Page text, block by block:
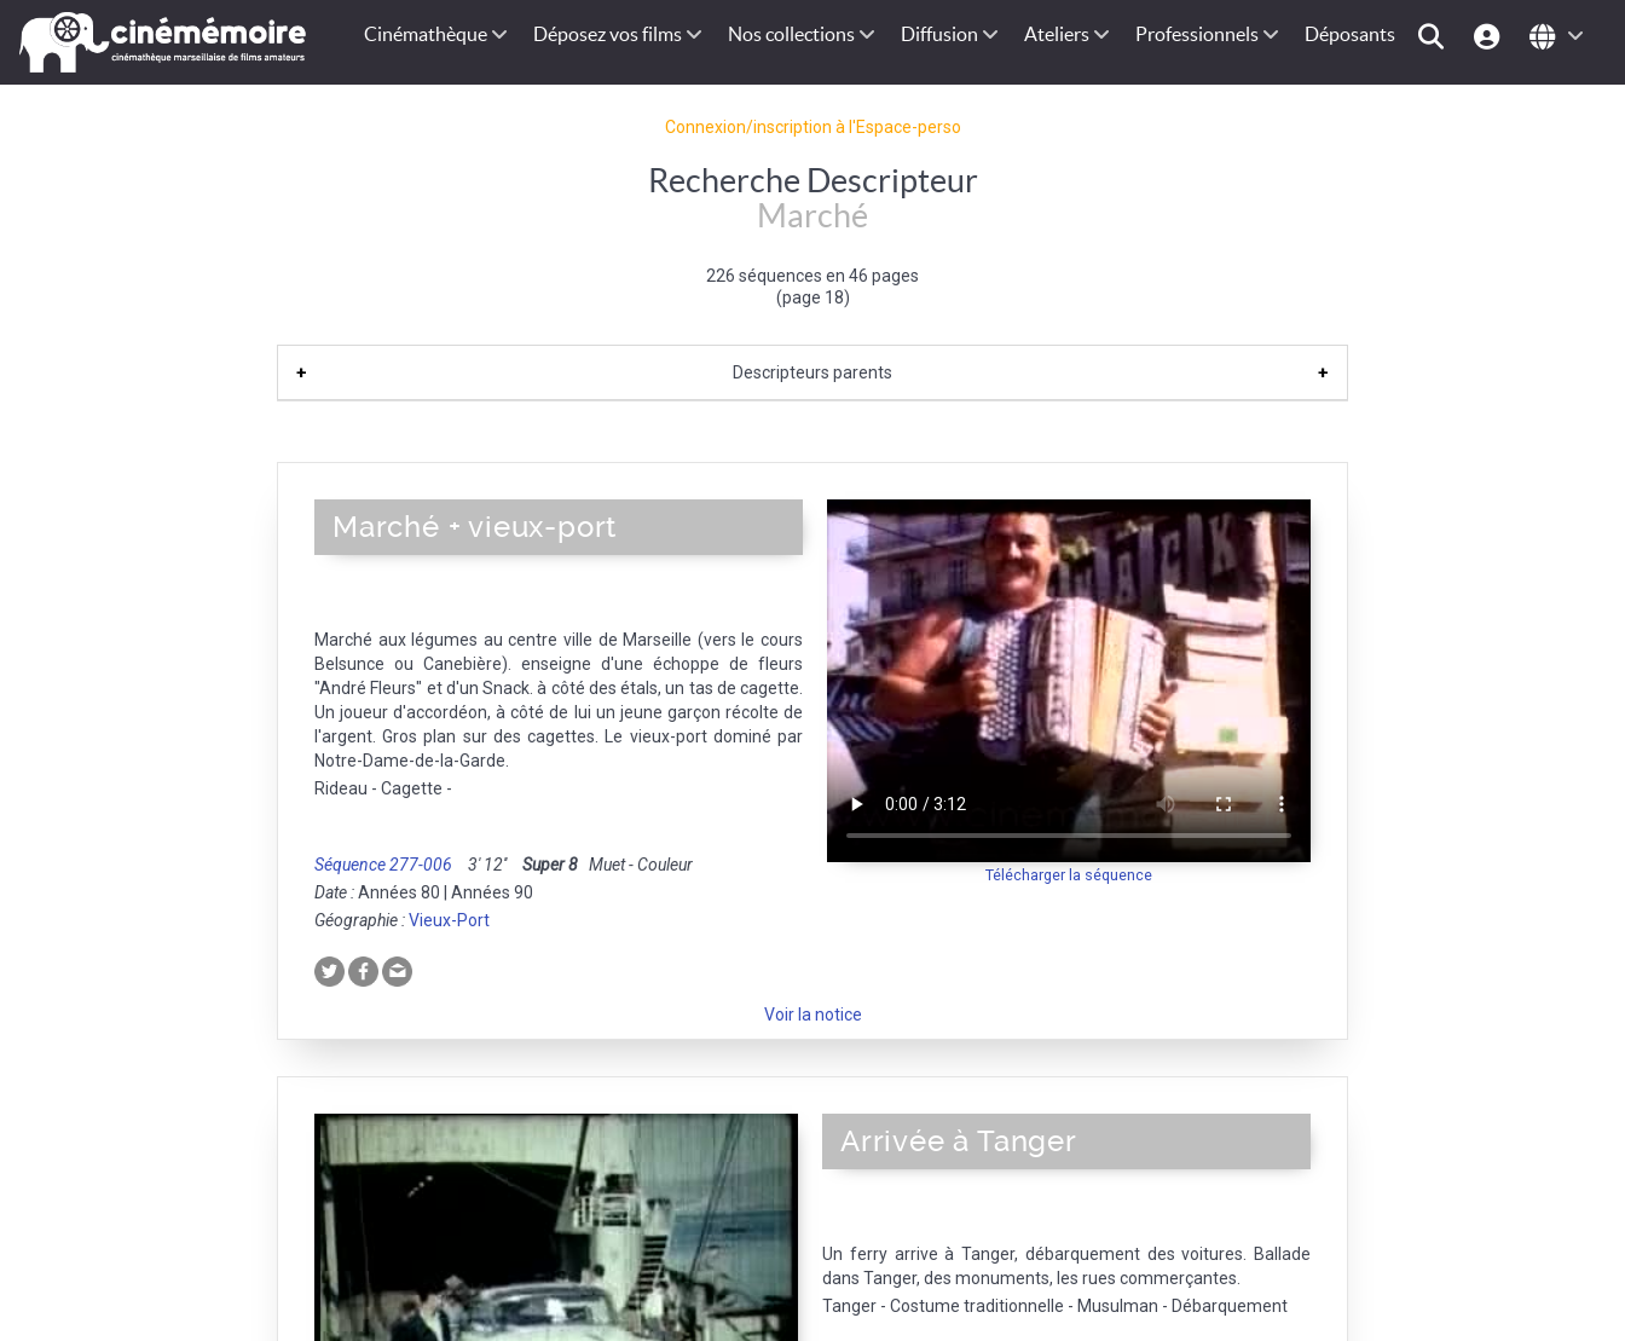
Cinémathèque Déposez vos films Nos collections Diffusion Ateliers Professionnels Déposants
Connexion/inscription à l'Espace-perso
Recherche Descripteur
Marché
226 séquences en 46 pages
(page 18)
Descripteurs parents
Télécharger la séquence
Marché + vieux-port
Marché aux légumes au centre ville de Marseille (vers le cours
Belsunce ou Canebière). enseigne d'une échoppe de fleurs
"André Fleurs" et d'un Snack. à côté des étals, un tas de cagette.
Un joueur d'accordéon, à côté de lui un jeune garçon récolte de
l'argent. Gros plan sur des cagettes. Le vieux-port dominé par
Notre-Dame-de-la-Garde.
Rideau - Cagette -
Séquence 277-006 3' 12'' Super 8 Muet - Couleur
Date :Années 80 | Années 90
Géographie :Vieux-Port
Voir la notice
Arrivée à Tanger
Un ferry arrive à Tanger, débarquement des voitures. Ballade
dans Tanger, des monuments, les rues commerçantes.
Tanger - Costume traditionnelle - Musulman - Débarquement